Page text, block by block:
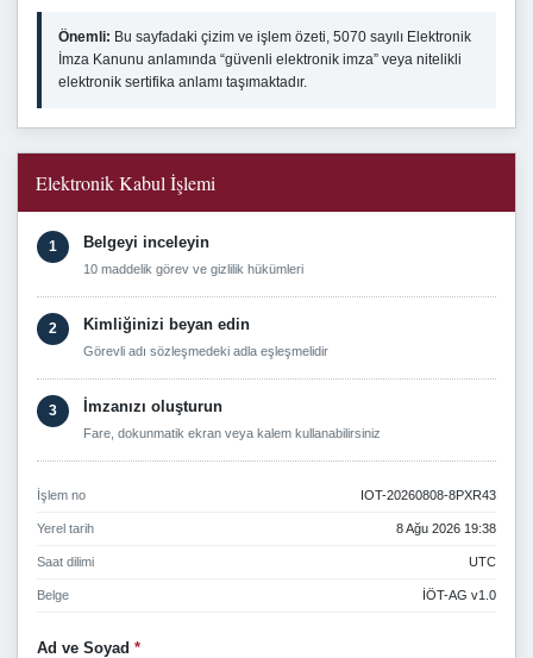
Önemli: Bu sayfadaki çizim ve işlem özeti, 5070 sayılı Elektronik
İmza Kanunu anlamında “güvenli elektronik imza” veya nitelikli
elektronik sertifika anlamı taşımaktadır.
Elektronik Kabul İşlemi
1 Belgeyi inceleyin
10 maddelik görev ve gizlilik hükümleri
2 Kimliğinizi beyan edin
Görevli adı sözleşmedeki adla eşleşmelidir
3 İmzanızı oluşturun
Fare, dokunmatik ekran veya kalem kullanabilirsiniz
İşlem no IOT-20260808-8PXR43
Yerel tarih 8 Ağu 2026 19:38
Saat dilimi UTC
Belge İÖT-AG v1.0
Ad ve Soyad *